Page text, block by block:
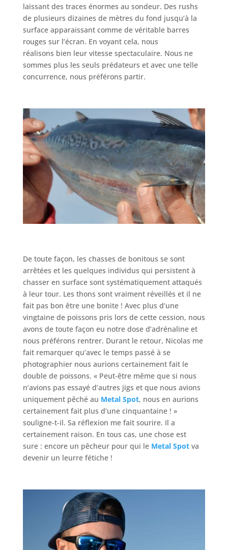
laissant des traces énormes au sondeur. Des rushs
de plusieurs dizaines de mètres du fond jusqu’à la
surface apparaissant comme de véritable barres
rouges sur l’écran. En voyant cela, nous
réalisons bien leur vitesse spectaculaire. Nous ne
sommes plus les seuls prédateurs et avec une telle
concurrence, nous préférons partir.
De toute façon, les chasses de bonitous se sont
arrêtées et les quelques individus qui persistent à
chasser en surface sont systématiquement attaqués
à leur tour. Les thons sont vraiment réveillés et il ne
fait pas bon être une bonite ! Avec plus d’une
vingtaine de poissons pris lors de cette cession, nous
avons de toute façon eu notre dose d’adrénaline et
nous préférons rentrer. Durant le retour, Nicolas me
fait remarquer qu’avec le temps passé à se
photographier nous aurions certainement fait le
double de poissons. « Peut-être même que si nous
n’avions pas essayé d’autres jigs et que nous avions
uniquement pêché au Metal Spot, nous en aurions
certainement fait plus d’une cinquantaine ! »
souligne-t-il. Sa réflexion me fait sourire. Il a
certainement raison. En tous cas, une chose est
sure : encore un pêcheur pour qui le Metal Spot va
devenir un leurre fétiche !